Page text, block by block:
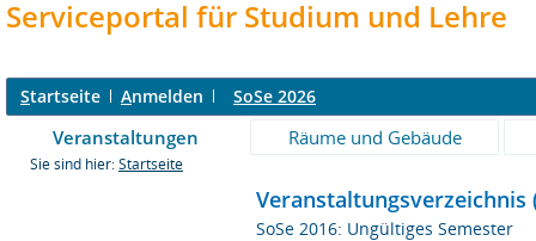
Serviceportal für Studium und Lehre
Startseite Anmelden SoSe 2026
Veranstaltungen Räume und Gebäude
Sie sind hier: Startseite
Veranstaltungsverzeichnis
SoSe 2016: Ungültiges Semester